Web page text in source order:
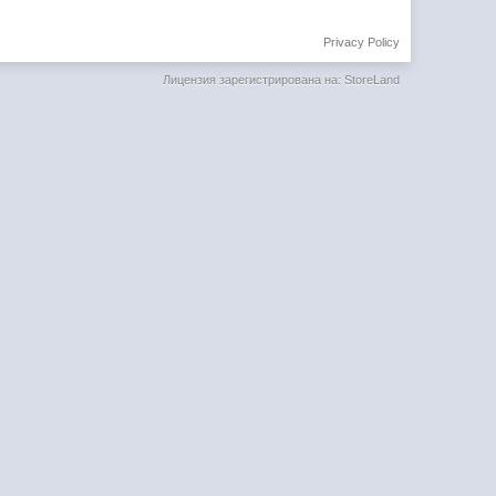
Privacy Policy
Лицензия зарегистрирована на: StoreLand